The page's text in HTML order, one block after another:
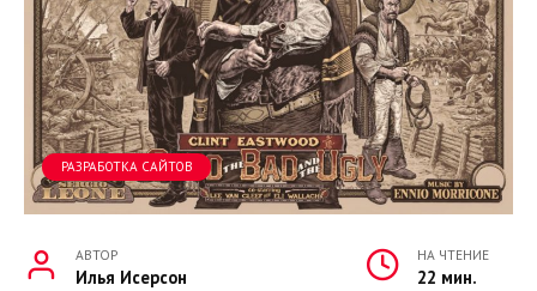
РАЗРАБОТКА САЙТОВ
АВТОР
Илья Исерсон
НА ЧТЕНИЕ
22 мин.